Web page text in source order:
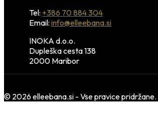
Tel: +386 70 884 304
Email: info@elleebana.si
INOKA d.o.o.
Dupleška cesta 138
2000 Maribor
© 2026 elleebana.si - Vse pravice pridržane.